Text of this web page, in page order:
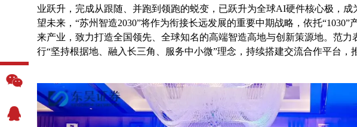
业跃升，完成从跟随、并跑到领跑的蜕变，已跃升为全球AI硬件核心极，成
望未来，“苏州智造2030”将作为衔接长远发展的重要中期战略，依托
来产业，致力打造全国领先、全球知名的高端智造高地与创新策源地。范力
行“坚持根据地、融入长三角、服务中小微”理念，持续搭建交流合作平台，